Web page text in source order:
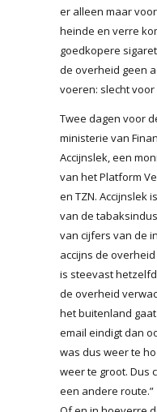
er alleen maar
heinde en verre
goedkopere
de overheid geen
voeren: slecht
Twee dagen voor
ministerie van
Accijnslek, een
van het Platform
en TZN. Accijnslek
van de
van cijfers van de
accijns de
is steevast
de overheid
het buitenland
email eindigt dan
was dus weer te
weer te groot. Dus
een andere route.”